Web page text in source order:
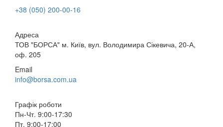
+38 (050) 200-00-16
Адреса
ТОВ "БОРСА" м. Київ, вул. Володимира Сікевича, 20-А,
оф. 205
Email
info@borsa.com.ua
Графік роботи
Пн-Чт. 9:00-17:30
Пт. 9:00-17:00